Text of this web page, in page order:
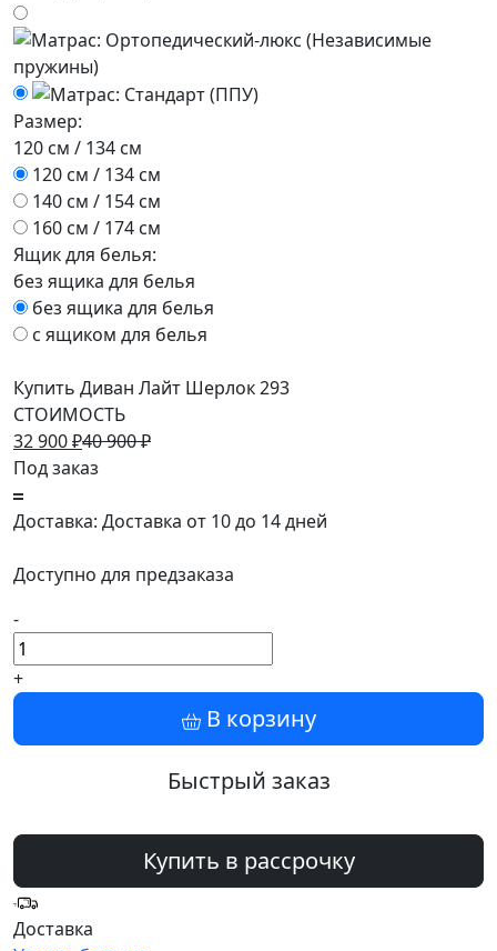
Размер:
120 см / 134 см
120 см / 134 см
140 см / 154 см
160 см / 174 см
Ящик для белья:
без ящика для белья
без ящика для белья
с ящиком для белья
Купить Диван Лайт Шерлок 293
СТОИМОСТЬ
32 900₽40 900₽
Под заказ
Доставка: Доставка от 10 до 14 дней
Доступно для предзаказа
-
+
В корзину
Быстрый заказ
Купить в рассрочку
Доставка